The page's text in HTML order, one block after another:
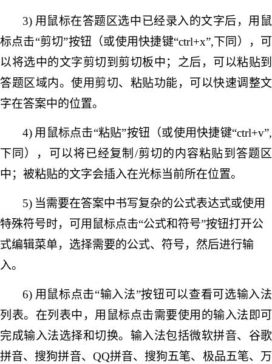
3) 用鼠标在答题区选中已经录入的文字后，用鼠
标点击“剪切”按钮（或使用快捷键“ctrl+x”,下同），可
以将选中的文字剪切到剪切板中；之后，可以粘贴到
答题区域内。使用剪切、粘贴功能，可以快速调整文
字在答案中的位置。
4) 用鼠标点击“粘贴”按钮（或使用快捷键“ctrl+v”,
下同），可以将已经复制/剪切的内容粘贴到答题区
中；被粘贴的文字会插入在光标当前所在位置。
5) 当需要在答案中书写复杂的公式表达式或使用
特殊符号时，可用鼠标点击“公式和符号”按钮打开公
式编辑菜单，选择需要的公式、符号，然后进行输
入。
6) 用鼠标点击“输入法”按钮可以查看可选输入法
列表。在列表中，用鼠标点击需要使用的输入法即可
完成输入法选择和切换。输入法包括微软拼音、谷歌
拼音、搜狗拼音、 QQ拼音、搜狗五笔、极品五笔、万